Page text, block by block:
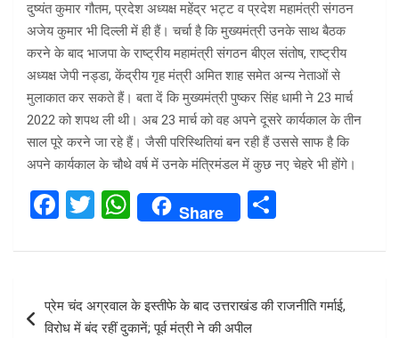
दुष्यंत कुमार गौतम, प्रदेश अध्यक्ष महेंद्र भट्ट व प्रदेश महामंत्री संगठन
अजेय कुमार भी दिल्ली में ही हैं। चर्चा है कि मुख्यमंत्री उनके साथ बैठक
करने के बाद भाजपा के राष्ट्रीय महामंत्री संगठन बीएल संतोष, राष्ट्रीय
अध्यक्ष जेपी नड्डा, केंद्रीय गृह मंत्री अमित शाह समेत अन्य नेताओं से
मुलाकात कर सकते हैं। बता दें कि मुख्यमंत्री पुष्कर सिंह धामी ने 23 मार्च
2022 को शपथ ली थी। अब 23 मार्च को वह अपने दूसरे कार्यकाल के तीन
साल पूरे करने जा रहे हैं। जैसी परिस्थितियां बन रही हैं उससे साफ है कि
अपने कार्यकाल के चौथे वर्ष में उनके मंत्रिमंडल में कुछ नए चेहरे भी होंगे।
F
ce
o
T
tt
W
h
at
s
A
Share
ar
navigation
प्रेम चंद अग्रवाल के इस्तीफे के बाद उत्तराखंड की राजनीति गर्माई,
विरोध में बंद रहीं दुकानें; पूर्व मंत्री ने की अपील